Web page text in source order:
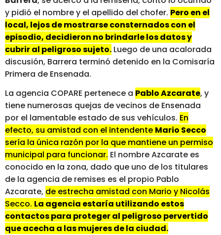
y pidió el nombre y el apellido del chofer. Pero en el
local, lejos de mostrarse consternados con el
episodio, decidieron no brindarle los datos y
cubrir al peligroso sujeto. Luego de una acalorada
discusión, Barrera terminó detenido en la Comisaría
Primera de Ensenada.
La agencia COPARE pertenece a Pablo Azcarate, y
tiene numerosas quejas de vecinos de Ensenada
por el lamentable estado de sus vehículos. En
efecto, su amistad con el intendente Mario Secco
sería la única razón por la que mantiene un permiso
municipal para funcionar. El nombre Azcarate es
conocido en la zona, dado que uno de los titulares
de la agencia de remises es el propio Pablo
Azcarate, de estrecha amistad con Mario y Nicolás
Secco. La agencia estaría utilizando estos
contactos para proteger al peligroso pervertido
que acecha a las mujeres de la ciudad.